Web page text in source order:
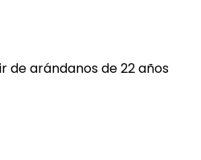
de arándanos de 22 años